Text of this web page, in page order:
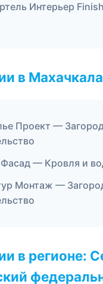
Интерьер
в Махачкала
Проект —
— Кровля и
Монтаж —
в регионе: